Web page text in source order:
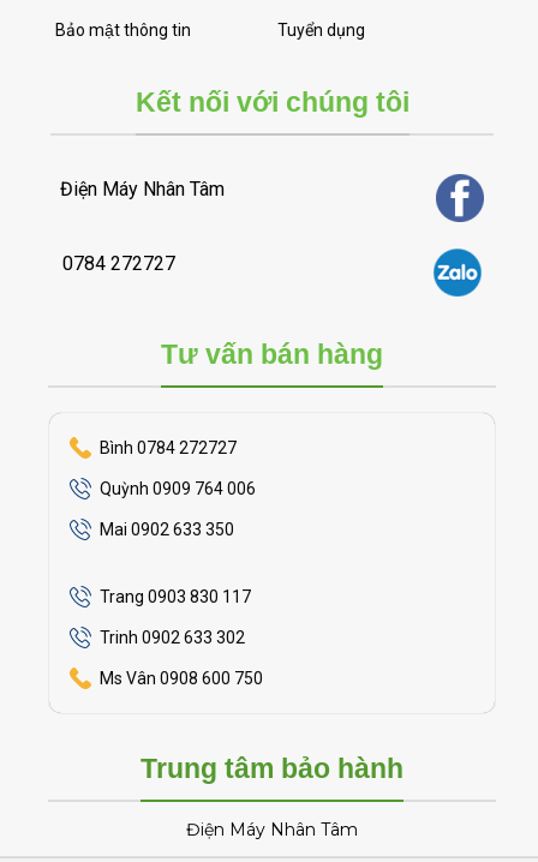
Bảo mật thông tin Tuyển dụng
Kết nối với chúng tôi
Điện Máy Nhân Tâm
0784 272727
Tư vấn bán hàng
Bình 0784 272727
Quỳnh 0909 764 006
Mai 0902 633 350
Trang 0903 830 117
Trinh 0902 633 302
Ms Vân 0908 600 750
Trung tâm bảo hành
Điện Máy Nhân Tâm